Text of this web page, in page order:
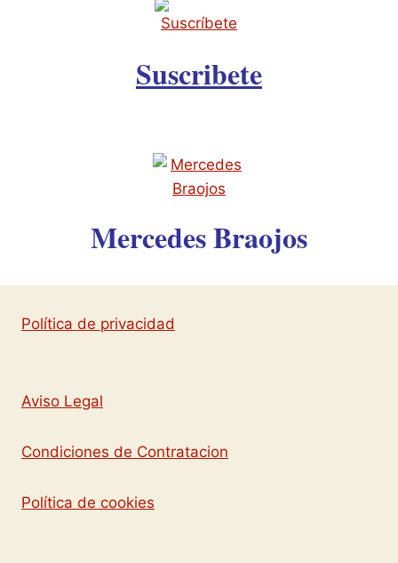
Suscribete
Mercedes Braojos
Política de privacidad
Aviso Legal
Condiciones de Contratacion
Política de cookies